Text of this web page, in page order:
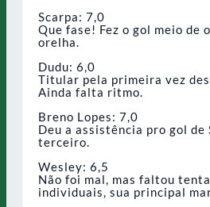
Scarpa: 7,0
Que fase! Fez o gol meio de
orelha.
Dudu: 6,0
Titular pela primeira vez
Ainda falta ritmo.
Breno Lopes: 7,0
Deu a assistência pro gol de
terceiro.
Wesley: 6,5
Não foi mal, mas faltou
individuais, sua principal